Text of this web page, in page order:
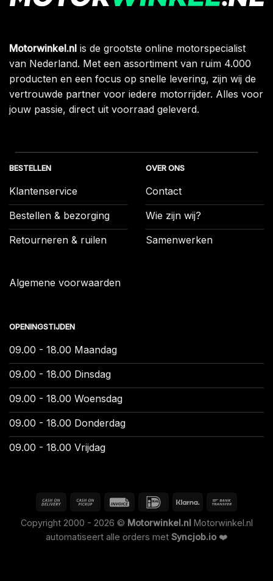
Motorwinkel.nl is de grootste online motorspecialist
van Nederland. Met een assortiment van ruim 4.000
producten en een focus op snelle levering, zijn wij de
vertrouwde partner voor iedere motorrijder. Alles voor
jouw passie, direct uit voorraad geleverd.
BESTELLEN
Klantenservice
Bestellen & bezorging
Retourneren & ruilen
Algemene voorwaarden
OVER ONS
Contact
Wie zijn wij?
Samenwerken
OPENINGSTIJDEN
09.00 - 18.00 Maandag
09.00 - 18.00 Dinsdag
09.00 - 18.00 Woensdag
09.00 - 18.00 Donderdag
09.00 - 18.00 Vrijdag
Copyright 2000 - 2026 © Motorwinkel.nl Motorwinkel.nl
automatiseert alle orders met Syncjob.io ❤️